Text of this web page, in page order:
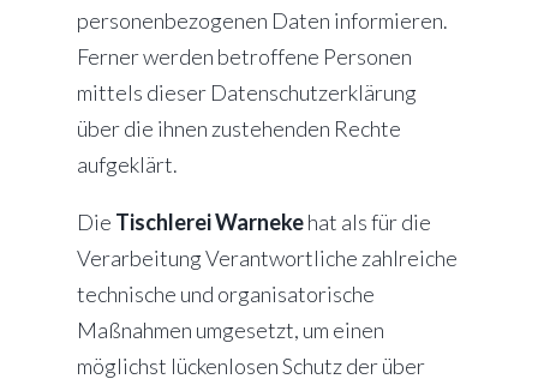
personenbezogenen Daten informieren.
Ferner werden betroffene Personen
mittels dieser Datenschutzerklärung
über die ihnen zustehenden Rechte
aufgeklärt.
Die Tischlerei Warnekehat als für die
Verarbeitung Verantwortliche zahlreiche
technische und organisatorische
Maßnahmen umgesetzt, um einen
möglichst lückenlosen Schutz der über